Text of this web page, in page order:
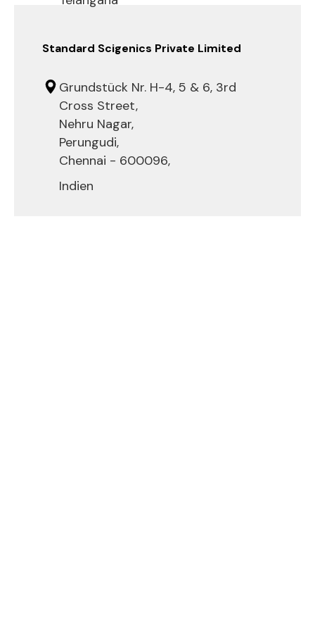
Standard Scigenics Private Limited
Grundstück Nr. H-4, 5 & 6, 3rd
Cross Street,
Nehru Nagar,
Perungudi,
Chennai - 600096,
Indien